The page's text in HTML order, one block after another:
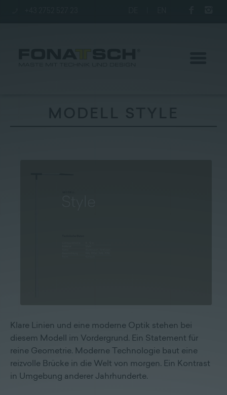
Klare Linien und eine moderne Optik stehen bei
diesem Modell im Vordergrund. Ein Statement für
reine Geometrie. Moderne Technologie baut eine
reizvolle Brücke in die Welt von morgen. Ein Kontrast
in Umgebung anderer Jahrhunderte.